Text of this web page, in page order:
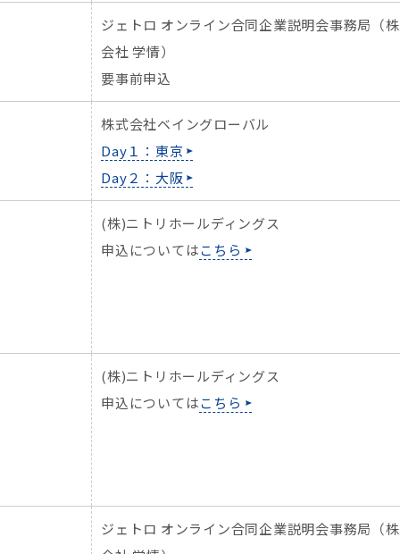
ジェトロ オンライン合同企業説明会事務局（
会社 学情）
要事前申込
株式会社ベイングローバル
Day１：東京
Day２：大阪
(株)ニトリホールディングス
申込についてはこちら
(株)ニトリホールディングス
申込についてはこちら
ジェトロ オンライン合同企業説明会事務局（